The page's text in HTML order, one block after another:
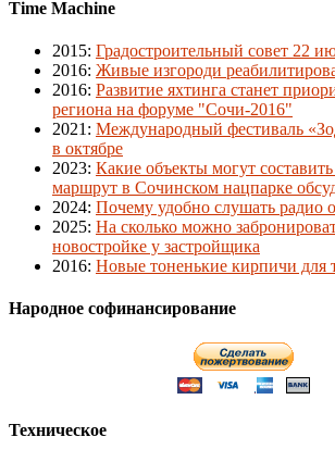
Time Machine
2015: Градостроительный совет 22
2016: Живые изгороди
2016: Развитие яхтинга станет
региона на форуме "Сочи-2016"
2021 : Международный фестиваль
в октябре
2023: Какие объекты могут
маршрут в Сочинском нацпарке
2024: Почему удобно слушать радио
2025: На сколько можно
новостройке у застройщика
2016: Новые тоненькие кирпичи для
Народное софинансирование
Техническое